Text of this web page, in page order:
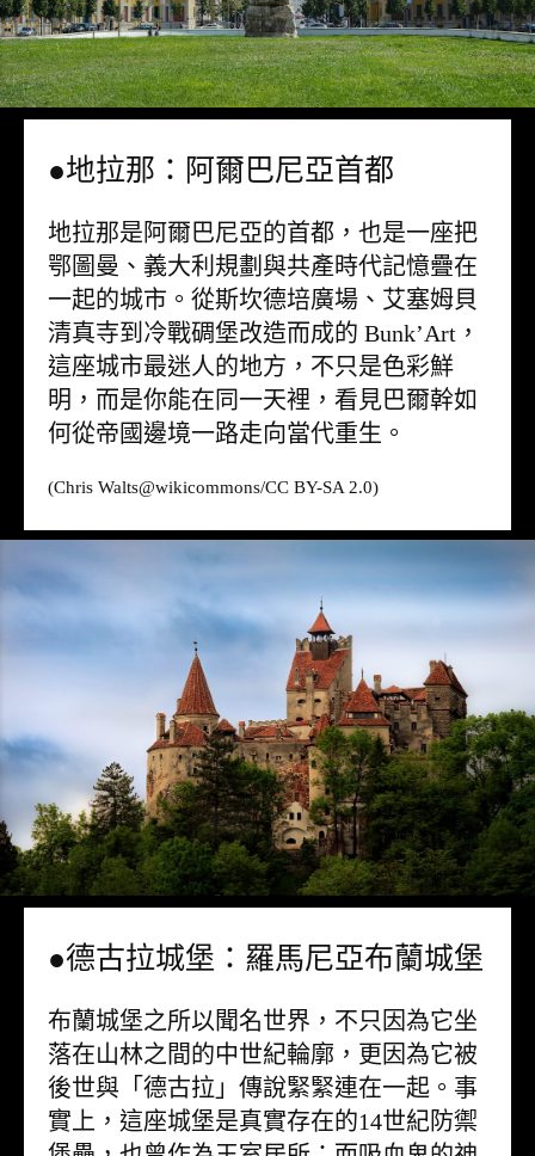
●地拉那：阿爾巴尼亞首都
地拉那是阿爾巴尼亞的首都，也是一座把
鄂圖曼、義大利規劃與共產時代記憶疊在
一起的城市。從斯坎德培廣場、艾塞姆貝
清真寺到冷戰碉堡改造而成的 Bunk’Art，
這座城市最迷人的地方，不只是色彩鮮
明，而是你能在同一天裡，看見巴爾幹如
何從帝國邊境一路走向當代重生。
(Chris Walts@wikicommons/CC BY-SA 2.0)
●德古拉城堡：羅馬尼亞布蘭城堡
布蘭城堡之所以聞名世界，不只因為它坐
落在山林之間的中世紀輪廓，更因為它被
後世與「德古拉」傳說緊緊連在一起。事
實上，這座城堡是真實存在的14世紀防禦